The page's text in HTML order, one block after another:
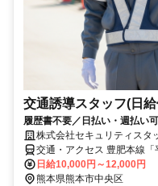
交通誘導スタッフ(日
履歴書不要／日払い・週払い
株式会社セキュリティスタ
交通・アクセス 豊肥本線
駅」より徒歩13分／熊本市
日給10,000円～12,000円
熊本県熊本市中央区